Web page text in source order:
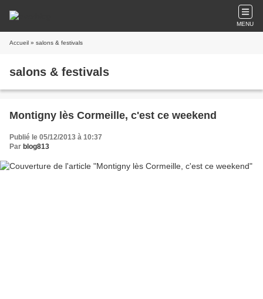
MENU
Accueil » salons & festivals
salons & festivals
Montigny lès Cormeille, c'est ce weekend
Publié le 05/12/2013 à 10:37
Par blog813